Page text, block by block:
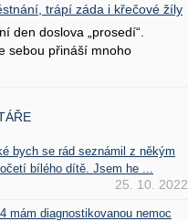
trápí záda i křečové žíly
den doslova „prosedí“.
sebou přináší mnoho
bych se rád seznámil z někým
bílého dítě. Jsem he ...
25. 10. 2022
mám diagnostikovanou nemoc